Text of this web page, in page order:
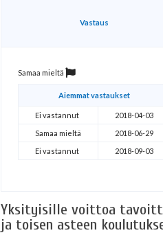
Vastaus
Samaa mieltä
Aiemmat vastaukset
Ei vastannut
2018-04-03
Samaa mieltä
2018-06-29
Ei vastannut
2018-09-03
Yksityisille voittoa
ja toisen asteen